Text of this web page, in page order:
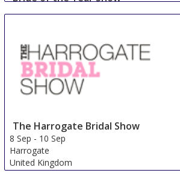
The Harrogate Bridal Show
8 Sep - 10 Sep
Harrogate
United Kingdom